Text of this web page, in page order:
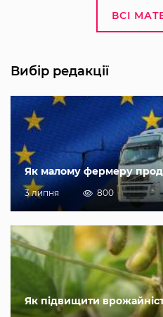
ВСІ
Вибір редакції
Як малому фермеру
3 липня 800
Як підвищити